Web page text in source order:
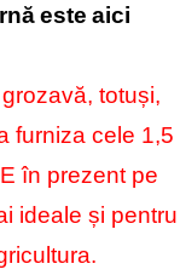
este aici
totuși,
furniza cele 1,5
în prezent pe
ideale și pentru